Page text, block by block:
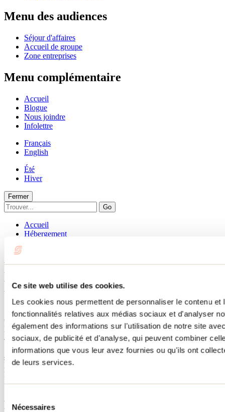
Ce site web utilise des cookies.
Les cookies nous permettent de personnaliser le contenu
fonctionnalités relatives aux médias sociaux et d'analyser
également des informations sur l'utilisation de notre site
sociaux, de publicité et d'analyse, qui peuvent combiner
informations que vous leur avez fournies ou qu'ils ont
de leurs services.
du Nécessaires
Menu des audiences
Séjour d'affaires
Accueil de groupe
Zone entreprises
Menu complémentaire
Accueil
Blogue
Nous joindre
Infolettre
Français
English
Été
Hiver
Fermer
Go
Accueil
Hébergement
DOMAINE DU GRAND
HÉRON
Saint-Didace
Chalets
DOMAINE DU GRAND HÉRON
400 chemin du Lac-Rouge
Saint-Didace, QC J0K2G0
450 752-7029
No d'enregistrement303139
Besoin d'information?
1 800 363-2788
Menu pied de page